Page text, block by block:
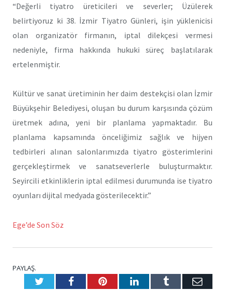
“Değerli tiyatro üreticileri ve severler; Üzülerek
belirtiyoruz ki 38. İzmir Tiyatro Günleri, işin yüklenicisi
olan organizatör firmanın, iptal dilekçesi vermesi
nedeniyle, firma hakkında hukuki süreç başlatılarak
ertelenmiştir.
Kültür ve sanat üretiminin her daim destekçisi olan İzmir
Büyükşehir Belediyesi, oluşan bu durum karşısında çözüm
üretmek adına, yeni bir planlama yapmaktadır. Bu
planlama kapsamında önceliğimiz sağlık ve hijyen
tedbirleri alınan salonlarımızda tiyatro gösterimlerini
gerçekleştirmek ve sanatseverlerle buluşturmaktır.
Seyircili etkinliklerin iptal edilmesi durumunda ise tiyatro
oyunları dijital medyada gösterilecektir.”
Ege’de Son Söz
PAYLAŞ.
TwitterFacebookPinterestLinkedInTumblr E-